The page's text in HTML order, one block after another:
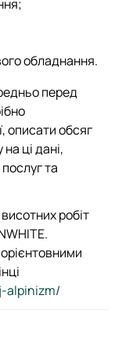
обладнання.
перед
описати обсяг
ці дані,
та
робіт
alpinizm/